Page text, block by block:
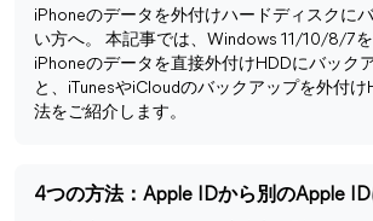
iPhoneのデータを外付けハードディスクに
い方へ。 本記事では、Windows 11/10/8/7を
iPhoneのデータを直接外付けHDDにバック
と、iTunesやiCloudのバックアップを外付
法をご紹介します。
4つの方法：Apple IDから別のApple